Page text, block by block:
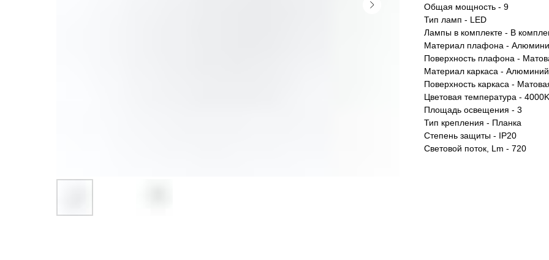
Общая мощность - 9
Тип ламп - LED
Лампы в комплекте - В
Материал плафона -
Поверхность плафона -
Материал каркаса - Алюминий
Поверхность каркаса -
Цветовая температура - 4000K
Площадь освещения - 3
Тип крепления - Планка
Степень защиты - IP20
Световой поток, Lm - 720